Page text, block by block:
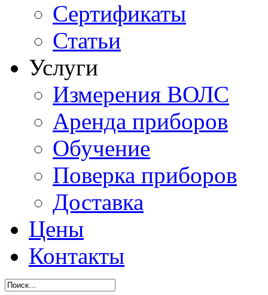
Сертификаты
Статьи
Услуги
Измерения ВОЛС
Аренда приборов
Обучение
Поверка приборов
Доставка
Цены
Контакты